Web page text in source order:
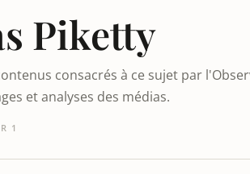
Piketty
consacrés à ce sujet par
et analyses des médias.
1